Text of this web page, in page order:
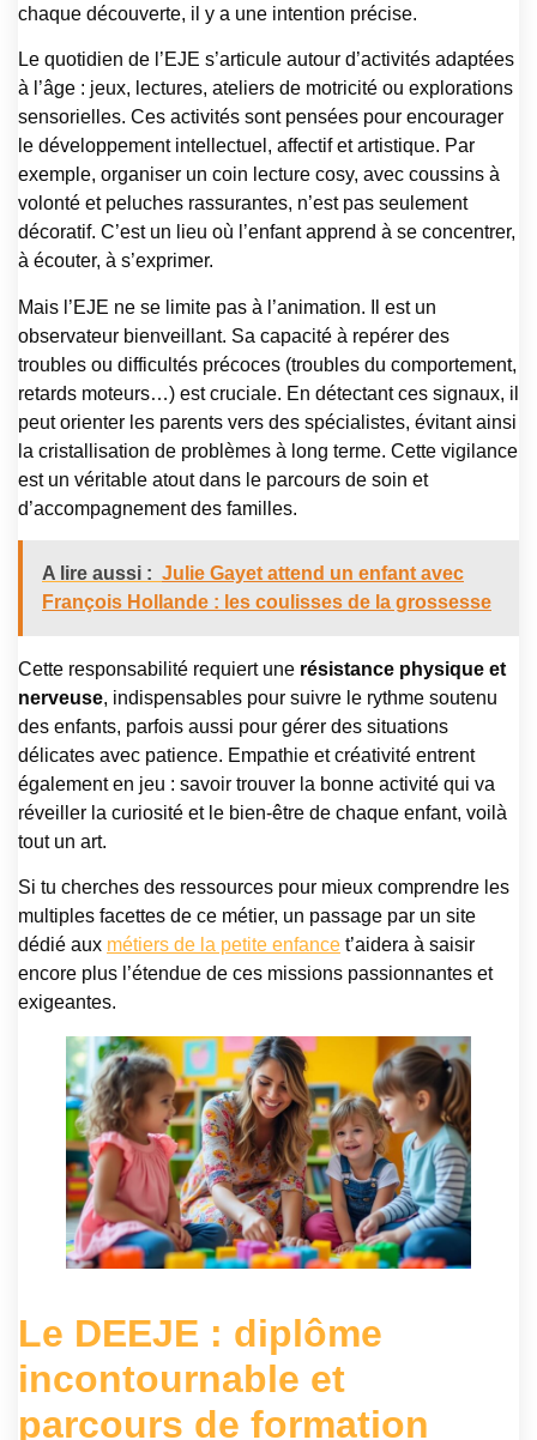
chaque découverte, il y a une intention précise.
Le quotidien de l’EJE s’articule autour d’activités adaptées
à l’âge : jeux, lectures, ateliers de motricité ou explorations
sensorielles. Ces activités sont pensées pour encourager
le développement intellectuel, affectif et artistique. Par
exemple, organiser un coin lecture cosy, avec coussins à
volonté et peluches rassurantes, n’est pas seulement
décoratif. C’est un lieu où l’enfant apprend à se concentrer,
à écouter, à s’exprimer.
Mais l’EJE ne se limite pas à l’animation. Il est un
observateur bienveillant. Sa capacité à repérer des
troubles ou difficultés précoces (troubles du comportement,
retards moteurs…) est cruciale. En détectant ces signaux, il
peut orienter les parents vers des spécialistes, évitant ainsi
la cristallisation de problèmes à long terme. Cette vigilance
est un véritable atout dans le parcours de soin et
d’accompagnement des familles.
A lire aussi : Julie Gayet attend un enfant avec
François Hollande : les coulisses de la grossesse
Cette responsabilité requiert une résistance physique et
nerveuse, indispensables pour suivre le rythme soutenu
des enfants, parfois aussi pour gérer des situations
délicates avec patience. Empathie et créativité entrent
également en jeu : savoir trouver la bonne activité qui va
réveiller la curiosité et le bien-être de chaque enfant, voilà
tout un art.
Si tu cherches des ressources pour mieux comprendre les
multiples facettes de ce métier, un passage par un site
dédié aux métiers de la petite enfance t’aidera à saisir
encore plus l’étendue de ces missions passionnantes et
exigeantes.
Le DEEJE : diplôme
incontournable et
parcours de formation